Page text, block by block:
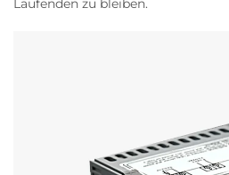
Laufenden zu bleiben.